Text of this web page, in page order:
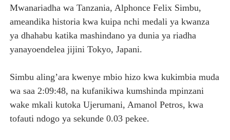
Mwanariadha wa Tanzania, Alphonce Felix Simbu,
ameandika historia kwa kuipa nchi medali ya kwanza
ya dhahabu katika mashindano ya dunia ya riadha
yanayoendelea jijini Tokyo, Japani.
Simbu aling’ara kwenye mbio hizo kwa kukimbia muda
wa saa 2:09:48, na kufanikiwa kumshinda mpinzani
wake mkali kutoka Ujerumani, Amanol Petros, kwa
tofauti ndogo ya sekunde 0.03 pekee.